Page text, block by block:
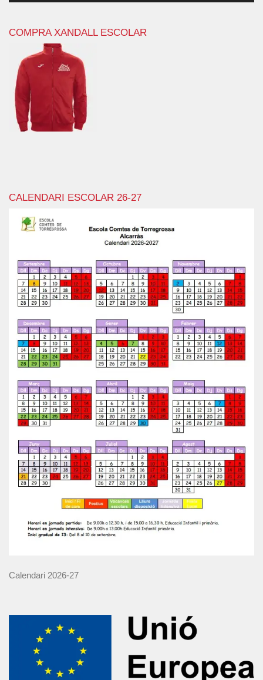
COMPRA XANDALL ESCOLAR
CALENDARI ESCOLAR 26-27
Calendari 2026-27